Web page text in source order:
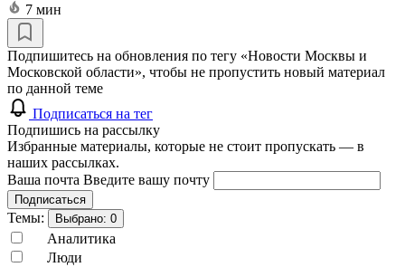
7 мин
Подпишитесь на обновления по тегу «Новости Москвы и
Московской области», чтобы не пропустить новый материал
по данной теме
Подписаться на тег
Подпишись на рассылку
Избранные материалы, которые не стоит пропускать — в
наших рассылках.
Ваша почта Введите вашу почту
Подписаться
Темы: Выбрано: 0
Аналитика
Люди